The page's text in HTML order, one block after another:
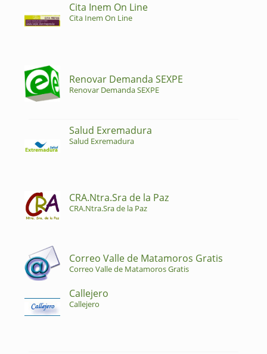
Cita Inem On Line
Cita Inem On Line
Renovar Demanda SEXPE
Renovar Demanda SEXPE
Salud Exremadura
Salud Exremadura
CRA.Ntra.Sra de la Paz
CRA.Ntra.Sra de la Paz
Correo Valle de Matamoros Gratis
Correo Valle de Matamoros Gratis
Callejero
Callejero